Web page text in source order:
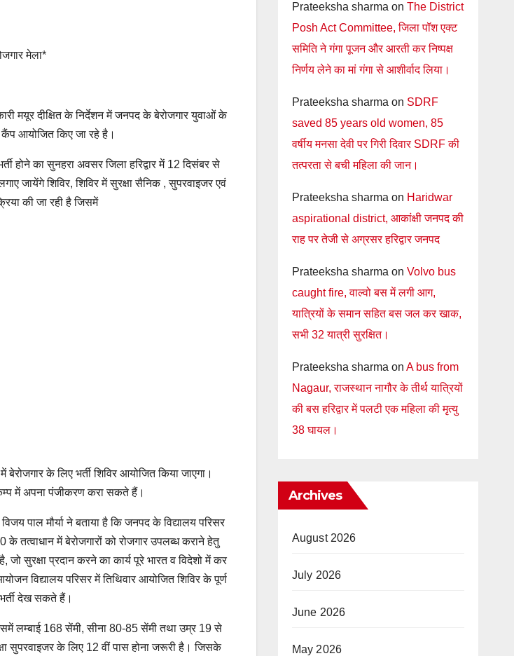
मेला*
मयूर दीक्षित के निर्देशन में जनपद के बेरोजगार युवाओं के
आयोजित किए जा रहे है।
होने का सुनहरा अवसर जिला हरिद्वार में 12 दिसंबर से
जायेंगे शिविर, शिविर में सुरक्षा सैनिक , सुपरवाइजर एवं
की जा रही है जिसमें
के लिए भर्ती शिविर आयोजित किया जाएगा।
कैम्प में अपना पंजीकरण करा सकते हैं।
पाल मौर्या ने बताया है कि जनपद के विद्यालय परिसर
के तत्वाधान में बेरोजगारों को रोजगार उपलब्ध कराने हेतु
सुरक्षा प्रदान करने का कार्य पूरे भारत व विदेशो में कर
विद्यालय परिसर में तिथिवार आयोजित शिविर के पूर्ण
भर्ती देख सकते हैं।
लम्बाई 168 सेंमी, सीना 80-85 सेंमी तथा उम्र 19 से
सुपरवाइजर के लिए 12 वीं पास होना जरूरी है। जिसके
Prateeksha sharma on The District
Posh Act Committee, जिला पॉश एक्ट
समिति ने गंगा पूजन और आरती कर निष्पक्ष
निर्णय लेने का मां गंगा से आशीर्वाद लिया।
Prateeksha sharma on SDRF
saved 85 years old women, 85
वर्षीय मनसा देवी पर गिरी दिवार SDRF की
तत्परता से बची महिला की जान।
Prateeksha sharma on Haridwar
aspirational district, आकांक्षी जनपद की
राह पर तेजी से अग्रसर हरिद्वार जनपद
Prateeksha sharma on Volvo bus
caught fire, वाल्वो बस में लगी आग,
यात्रियों के समान सहित बस जल कर खाक,
सभी 32 यात्री सुरक्षित।
Prateeksha sharma on A bus from
Nagaur, राजस्थान नागौर के तीर्थ यात्रियों
की बस हरिद्वार में पलटी एक महिला की मृत्यु
38 घायल।
Archives
August 2026
July 2026
June 2026
May 2026